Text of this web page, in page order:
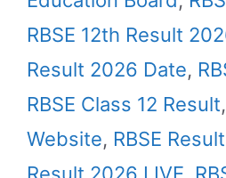
RBSE 12th Result
Result 2026 Date,
RBSE Class 12 Result,
Website, RBSE
Result 2026 LIVE,